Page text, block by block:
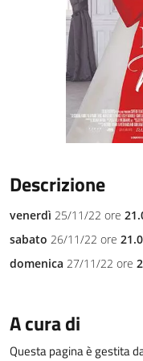
Descrizione
venerdì 25/11/22 ore
sabato 26/11/22 ore
domenica 27/11/22 ore
A cura di
Questa pagina è gestita